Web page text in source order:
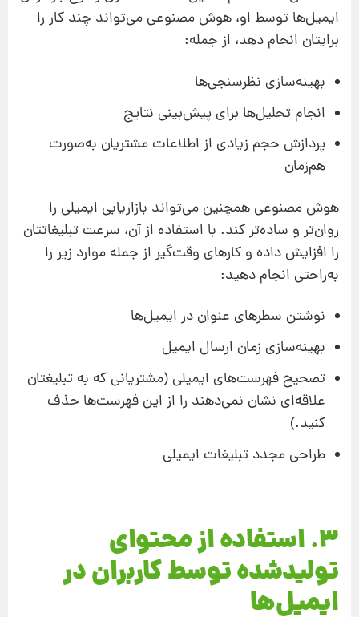
ایمیل‌ها توسط او، هوش مصنوعی می‌تواند چند کار را
برایتان انجام دهد، از جمله:
بهینه‌سازی نظرسنجی‌ها
انجام تحلیل‌ها برای پیش‌بینی نتایج
پردازش حجم زیادی از اطلاعات مشتریان به‌صورت
هم‌زمان
هوش مصنوعی همچنین می‌تواند بازاریابی ایمیلی را
روان‌تر و ساده‌تر کند. با استفاده از آن، سرعت تبلیغاتتان
را افزایش داده و کارهای وقت‌گیر از جمله موارد زیر را
به‌راحتی انجام دهید:
نوشتن سطرهای عنوان در ایمیل‌ها
بهینه‌سازی زمان ارسال ایمیل
تصحیح فهرست‌های‌ ایمیلی (مشتریانی که به تبلیغتان
علاقه‌ای نشان نمی‌دهند را از این فهرست‌ها حذف
کنید.)
طراحی مجدد تبلیغات ایمیلی
3. استفاده از محتوای
تولیدشده توسط کاربران در
ایمیل‌ها